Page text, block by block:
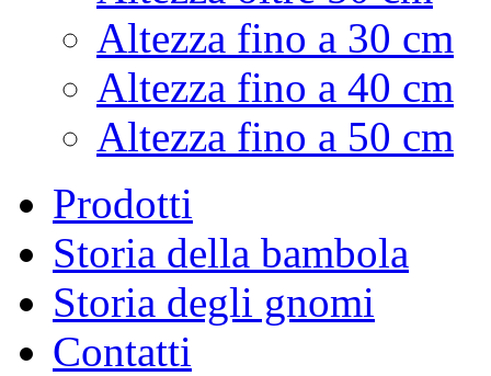
Altezza fino a 30 cm
Altezza fino a 40 cm
Altezza fino a 50 cm
Prodotti
Storia della bambola
Storia degli gnomi
Contatti